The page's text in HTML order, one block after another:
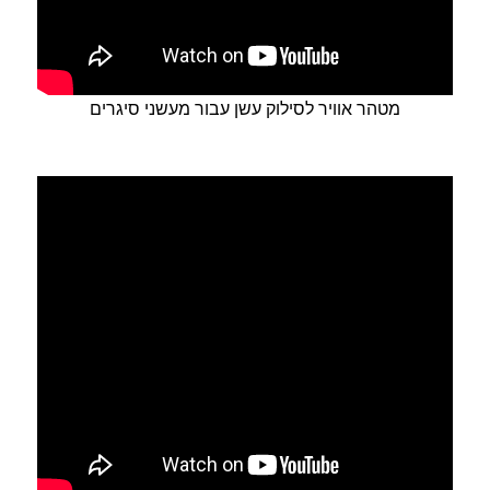
מטהר אוויר לסילוק עשן עבור מעשני סיגרים